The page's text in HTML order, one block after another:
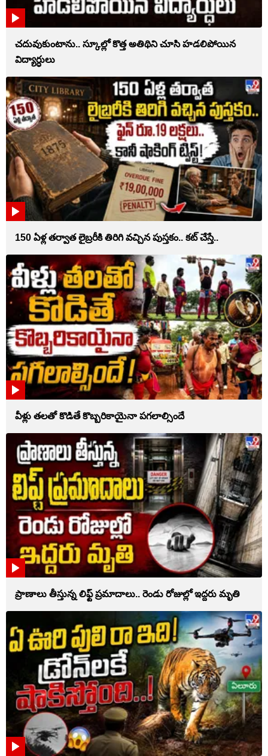
చదువుకుంటాను.. స్కూల్లో కొత్త అతిథిని చూసి హడలిపోయిన
విద్యార్ధులు
150 ఏళ్ల తర్వాత లైబ్రరీకి తిరిగి వచ్చిన పుస్తకం.. కట్ చేస్తే..
వీళ్లు తలతో కొడితే కొబ్బరికాయైనా పగలాల్సిందే
ప్రాణాలు తీస్తున్న లిఫ్ట్‌ ప్రమాదాలు.. రెండు రోజుల్లో ఇద్దరు మృతి